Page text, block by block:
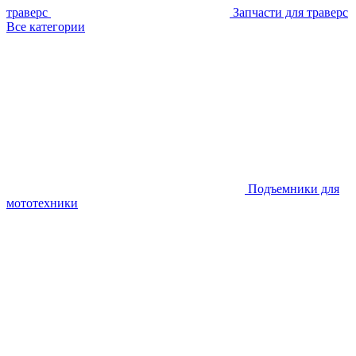
траверс
Запчасти для траверс
Все категории
Подъемники для
мототехники